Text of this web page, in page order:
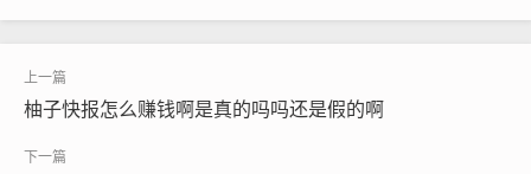
柚子快报怎么赚钱啊是真的吗吗还是假的啊